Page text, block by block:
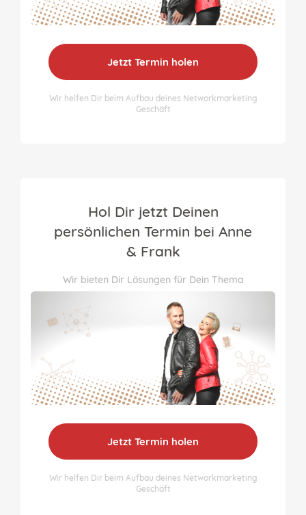
Jetzt Termin holen
Wir helfen Dir beim Aufbau deines Networkmarketing
Geschäft
Hol Dir jetzt Deinen
persönlichen Termin bei Anne
& Frank
Wir bieten Dir Lösungen für Dein Thema
Jetzt Termin holen
Wir helfen Dir beim Aufbau deines Networkmarketing
Geschäft